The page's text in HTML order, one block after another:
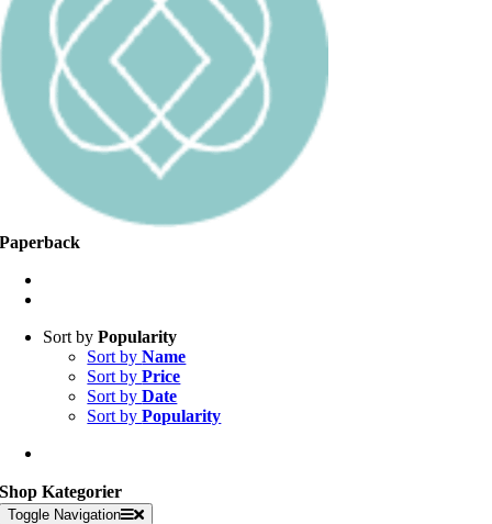
Paperback
Sort byPopularity
Sort byName
Sort byPrice
Sort byDate
Sort byPopularity
Shop Kategorier
Toggle Navigation